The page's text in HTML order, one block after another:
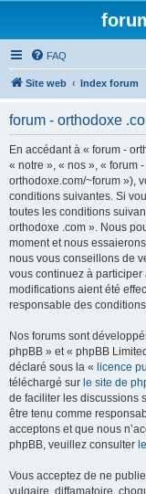
FAQ
Site web Index forum
forum - orthodoxe
En accédant à « forum -
« notre », « nos », « forum
orthodoxe.com/~forum »),
conditions suivantes. Si
toutes les conditions
orthodoxe .com ». Nous
moment et nous
nous vous conseillons de
vous continuez à
modifications aient été
responsable des
Nos forums sont
phpBB » et « phpBB
déclaré sous la « licence
téléchargé sur le site de
de faciliter les discussions
être tenu comme
acceptons et que nous
phpBB, veuillez consulter
Vous acceptez de ne
vulgaire, diffamatoire,